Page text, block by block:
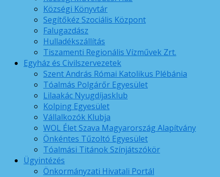
Községi Könyvtár
Segítőkéz Szociális Központ
Falugazdász
Hulladékszállítás
Tiszamenti Regionális Vízművek Zrt.
Egyház és Civilszervezetek
Szent András Római Katolikus Plébánia
Tóalmás Polgárőr Egyesület
Lilaakác Nyugdíjasklub
Kolping Egyesület
Vállalkozók Klubja
WOL Élet Szava Magyarország Alapítvány
Önkéntes Tűzoltó Egyesület
Tóalmási Titánok Színjátszókör
Ügyintézés
Önkormányzati Hivatali Portál